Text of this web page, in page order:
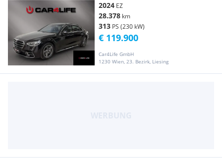
2024 EZ
28.378 km
313 PS (230 kW)
Car4Life GmbH
1230 Wien, 23. Bezirk, Liesing
€ 119.900